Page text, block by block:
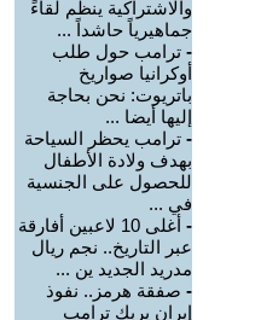
والاشتراكية ينظم لقاءً
جماهيرياً حاشداً ...
- ترامب حول طلب
أوكرانيا صواريخ
باتريوت: نحن بحاجة
إليها أيضا ...
- ترامب يحظر السياحة
بهدف ولادة الأطفال
للحصول على الجنسية
في ...
-
أغلى 10 لاعبين أفارقة
عبر التاريخ.. نجم ريال
مدريد الجديد ين ...
- صفقة هرمز.. نفوذ
إيران يربك ترامب